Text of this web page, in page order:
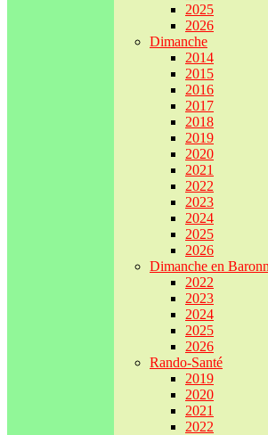
2025
2026
Dimanche
2014
2015
2016
2017
2018
2019
2020
2021
2022
2023
2024
2025
2026
Dimanche en
2022
2023
2024
2025
2026
Rando-Santé
2019
2020
2021
2022